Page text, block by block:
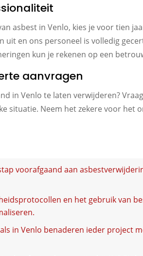
asbest in Venlo, kies je voor tien
uit en ons personeel is volledig
kun je rekenen op een
aanvragen
in Venlo te laten verwijderen?
situatie. Neem het zekere voor het
voorafgaand aan
en het gebruik van
in Venlo benaderen ieder project